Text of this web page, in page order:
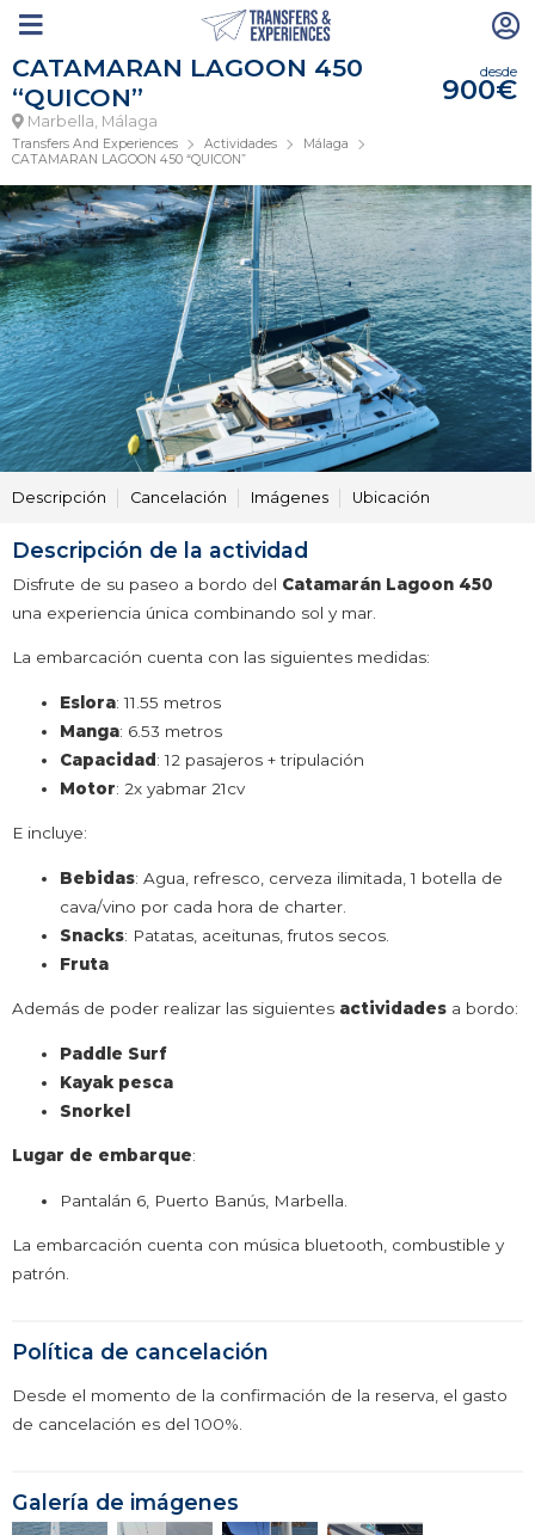
CATAMARAN LAGOON 450
“QUICON”
Marbella, Málaga
desde
900€
Transfers And Experiences Actividades
Málaga
CATAMARAN LAGOON 450 “QUICON”
Descripción Cancelación Imágenes Ubicación
Descripción de la actividad
Disfrute de su paseo a bordo del Catamarán Lagoon 450
una experiencia única combinando sol y mar.
La embarcación cuenta con las siguientes medidas:
Eslora: 11.55 metros
Manga: 6.53 metros
Capacidad : 12 pasajeros + tripulación
Motor: 2x yabmar 21cv
E incluye:
Bebidas: Agua, refresco, cerveza ilimitada, 1 botella de
cava/vino por cada hora de charter.
Snacks: Patatas, aceitunas, frutos secos.
Fruta
Además de poder realizar las siguientes actividades a bordo:
Paddle Surf
Kayak pesca
Snorkel
Lugar de embarque:
Pantalán 6, Puerto Banús, Marbella.
La embarcación cuenta con música bluetooth, combustible y
patrón.
Política de cancelación
Desde el momento de la confirmación de la reserva, el gasto
de cancelación es del 100%.
Galería de imágenes